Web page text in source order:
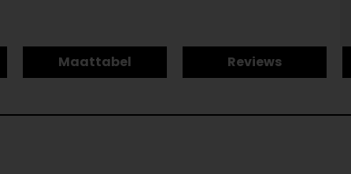
Maattabel Reviews